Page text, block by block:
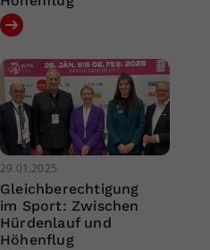
29.01.2025
Gleichberechtigung
im Sport: Zwischen
Hürdenlauf und
Höhenflug